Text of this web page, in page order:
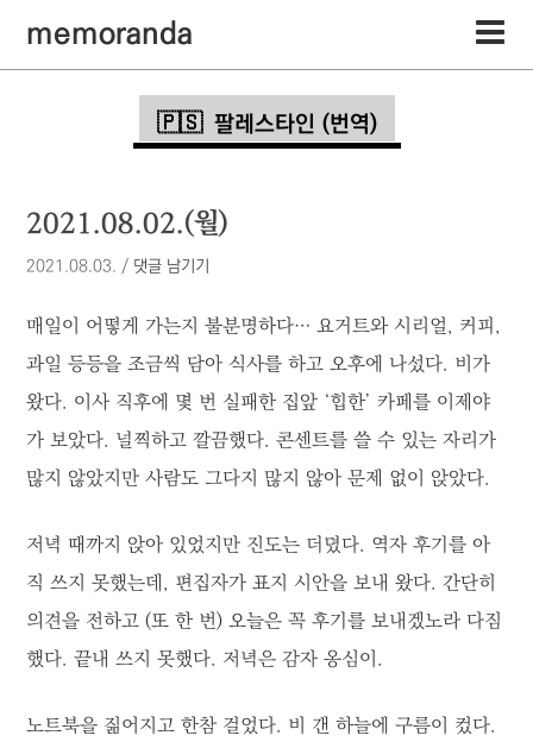
memoranda
팔레스타인 (번역)
2021.08.02.(월)
2021.08.03. / 댓글 남기기
매일이 어떻게 가는지 불분명하다… 요거트와 시리얼, 커피,
과일 등등을 조금씩 담아 식사를 하고 오후에 나섰다. 비가
왔다. 이사 직후에 몇 번 실패한 집앞 ‘힙한’ 카페를 이제야
가 보았다. 널찍하고 깔끔했다. 콘센트를 쓸 수 있는 자리가
많지 않았지만 사람도 그다지 많지 않아 문제 없이 앉았다.
저녁 때까지 앉아 있었지만 진도는 더뎠다. 역자 후기를 아
직 쓰지 못했는데, 편집자가 표지 시안을 보내 왔다. 간단히
의견을 전하고 (또 한 번) 오늘은 꼭 후기를 보내겠노라 다짐
했다. 끝내 쓰지 못했다. 저녁은 감자 옹심이.
노트북을 짊어지고 한참 걸었다. 비 갠 하늘에 구름이 컸다.